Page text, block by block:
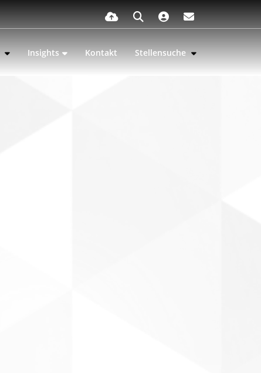
Insights Kontakt Stellensuche